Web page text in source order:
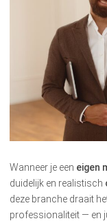
Wanneer je een eigen
duidelijk en realistisch
deze branche draait
professionaliteit — en